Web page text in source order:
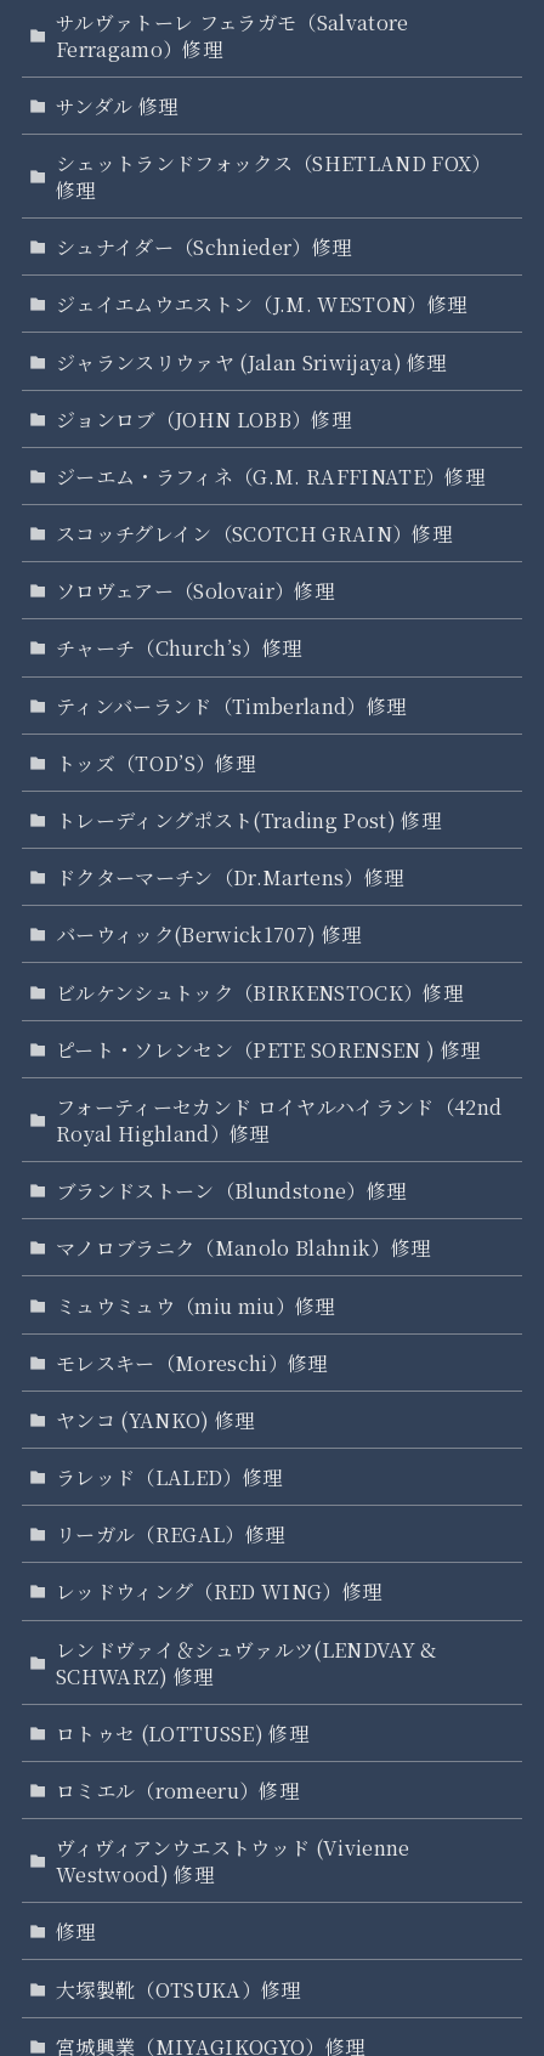
サルヴァトーレ フェラガモ（Salvatore
Ferragamo）修理
サンダル 修理
シェットランドフォックス（SHETLAND FOX）
修理
シュナイダー（Schnieder）修理
ジェイエムウエストン（J.M. WESTON）修理
ジャランスリウァヤ (Jalan Sriwijaya) 修理
ジョンロブ（JOHN LOBB）修理
ジーエム・ラフィネ（G.M. RAFFINATE）修理
スコッチグレイン（SCOTCH GRAIN）修理
ソロヴェアー（Solovair）修理
チャーチ（Church’s）修理
ティンバーランド（Timberland）修理
トッズ（TOD’S）修理
トレーディングポスト(Trading Post) 修理
ドクターマーチン（Dr.Martens）修理
バーウィック(Berwick1707) 修理
ビルケンシュトック（BIRKENSTOCK）修理
ピート・ソレンセン（PETE SORENSEN ) 修理
フォーティーセカンド ロイヤルハイランド（42nd
Royal Highland）修理
ブランドストーン（Blundstone）修理
マノロブラニク（Manolo Blahnik）修理
ミュウミュウ（miu miu）修理
モレスキー（Moreschi）修理
ヤンコ (YANKO) 修理
ラレッド（LALED）修理
リーガル（REGAL）修理
レッドウィング（RED WING）修理
レンドヴァイ＆シュヴァルツ(LENDVAY &
SCHWARZ) 修理
ロトゥセ (LOTTUSSE) 修理
ロミエル（romeeru）修理
ヴィヴィアンウエストウッド (Vivienne
Westwood) 修理
修理
大塚製靴（OTSUKA）修理
宮城興業（MIYAGIKOGYO）修理